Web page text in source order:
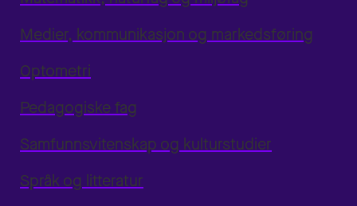
Medier, kommunikasjon og markedsføring
Optometri
Pedagogiske fag
Samfunnsvitenskap og kulturstudier
Språk og litteratur